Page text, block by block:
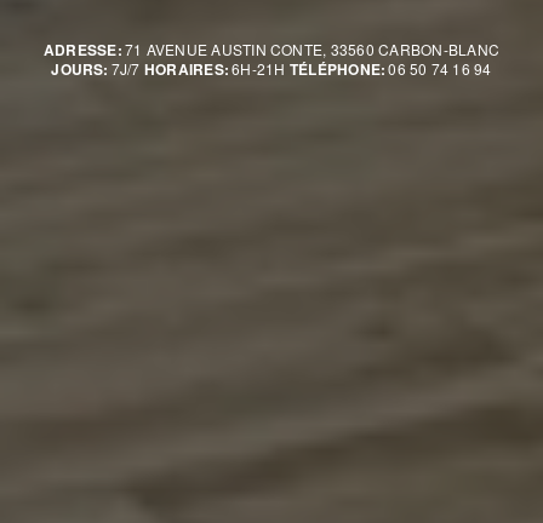
ADRESSE:71 AVENUE AUSTIN CONTE, 33560 CARBON-BLANC
JOURS: 7J/7 HORAIRES:6H-21H TÉLÉPHONE:06 50 74 16 94